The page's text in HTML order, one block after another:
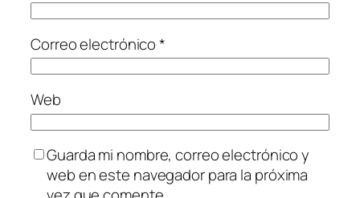
Correo electrónico*
Web
Guarda mi nombre, correo electrónico y
web en este navegador para la próxima